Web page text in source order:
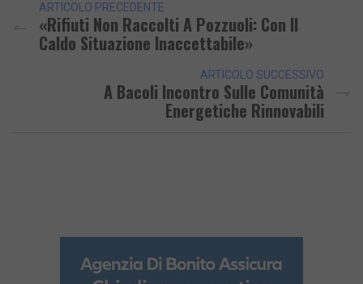
ARTICOLO PRECEDENTE
«Rifiuti Non Raccolti A Pozzuoli: Con Il
Caldo Situazione Inaccettabile»
ARTICOLO SUCCESSIVO
A Bacoli Incontro Sulle Comunità
Energetiche Rinnovabili